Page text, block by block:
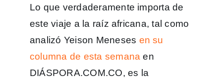
Lo que verdaderamente importa de
este viaje a la raíz africana, tal como
analizó Yeison Meneses en su
columna de esta semana en
DIÁSPORA.COM.CO, es la